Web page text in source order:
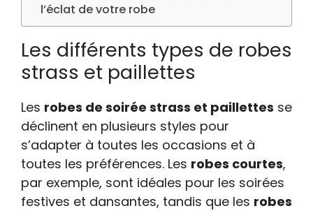
l’éclat de votre robe
Les différents types de robes
strass et paillettes
Les robes de soirée strass et paillettes se
déclinent en plusieurs styles pour
s’adapter à toutes les occasions et à
toutes les préférences. Les robes courtes,
par exemple, sont idéales pour les soirées
festives et dansantes, tandis que les robes